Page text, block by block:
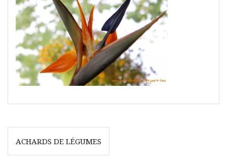
Navigation
deACHARDS DE LÉGUMES